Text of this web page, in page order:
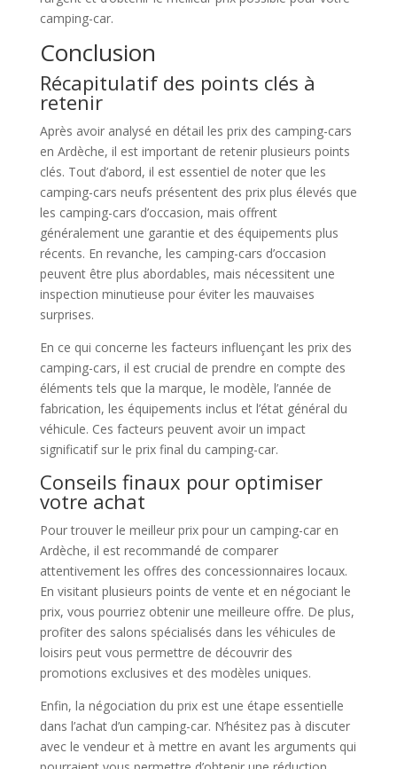
camping-car.
Conclusion
Récapitulatif des points clés à
retenir
Après avoir analysé en détail les prix des camping-cars
en Ardèche, il est important de retenir plusieurs points
clés. Tout d’abord, il est essentiel de noter que les
camping-cars neufs présentent des prix plus élevés que
les camping-cars d’occasion, mais offrent
généralement une garantie et des équipements plus
récents. En revanche, les camping-cars d’occasion
peuvent être plus abordables, mais nécessitent une
inspection minutieuse pour éviter les mauvaises
surprises.
En ce qui concerne les facteurs influençant les prix des
camping-cars, il est crucial de prendre en compte des
éléments tels que la marque, le modèle, l’année de
fabrication, les équipements inclus et l’état général du
véhicule. Ces facteurs peuvent avoir un impact
significatif sur le prix final du camping-car.
Conseils finaux pour optimiser
votre achat
Pour trouver le meilleur prix pour un camping-car en
Ardèche, il est recommandé de comparer
attentivement les offres des concessionnaires locaux.
En visitant plusieurs points de vente et en négociant le
prix, vous pourriez obtenir une meilleure offre. De plus,
profiter des salons spécialisés dans les véhicules de
loisirs peut vous permettre de découvrir des
promotions exclusives et des modèles uniques.
Enfin, la négociation du prix est une étape essentielle
dans l’achat d’un camping-car. N’hésitez pas à discuter
avec le vendeur et à mettre en avant les arguments qui